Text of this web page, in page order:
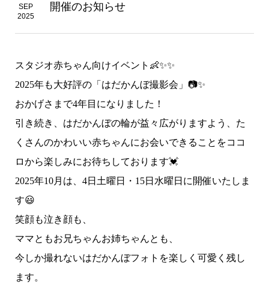
SEP
2025
開催のお知らせ
スタジオ赤ちゃん向けイベント👶✨✨
2025年も大好評の「はだかんぼ撮影会」 📷✨
おかげさまで4年目になりました！
引き続き、 はだかんぼの輪が益々広がりますよう、た
くさんのかわいい赤ちゃんにお会いできることをココ
ロから楽しみにお待ちしております💓
2025年10月は、4日土曜日・15日水曜日に開催いたしま
す😃
笑顔も泣き顔も、
ママともお兄ちゃんお姉ちゃんとも、
今しか撮れないはだかんぼフォトを楽しく可愛く残し
ます。